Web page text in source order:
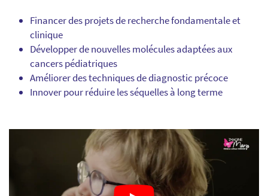
Financer des projets de recherche fondamentale et
clinique
Développer de nouvelles molécules adaptées aux
cancers pédiatriques
Améliorer des techniques de diagnostic précoce
Innover pour réduire les séquelles à long terme